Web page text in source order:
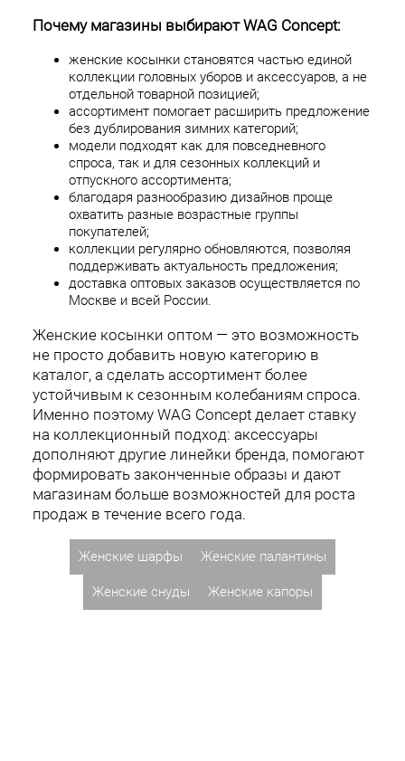
Почему магазины выбирают WAG Concept:
женские косынки становятся частью единой
коллекции головных уборов и аксессуаров, а не
отдельной товарной позицией;
ассортимент помогает расширить предложение
без дублирования зимних категорий;
модели подходят как для повседневного
спроса, так и для сезонных коллекций и
отпускного ассортимента;
благодаря разнообразию дизайнов проще
охватить разные возрастные группы
покупателей;
коллекции регулярно обновляются, позволяя
поддерживать актуальность предложения;
доставка оптовых заказов осуществляется по
Москве и всей России.
Женские косынки оптом — это возможность
не просто добавить новую категорию в
каталог, а сделать ассортимент более
устойчивым к сезонным колебаниям спроса.
Именно поэтому WAG Concept делает ставку
на коллекционный подход: аксессуары
дополняют другие линейки бренда, помогают
формировать законченные образы и дают
магазинам больше возможностей для роста
продаж в течение всего года.
Женские шарфы Женские палантины
Женские снуды Женские капоры